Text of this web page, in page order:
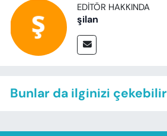
EDITÖR HAKKINDA
şilan
Bunlar da ilginizi çekebilir